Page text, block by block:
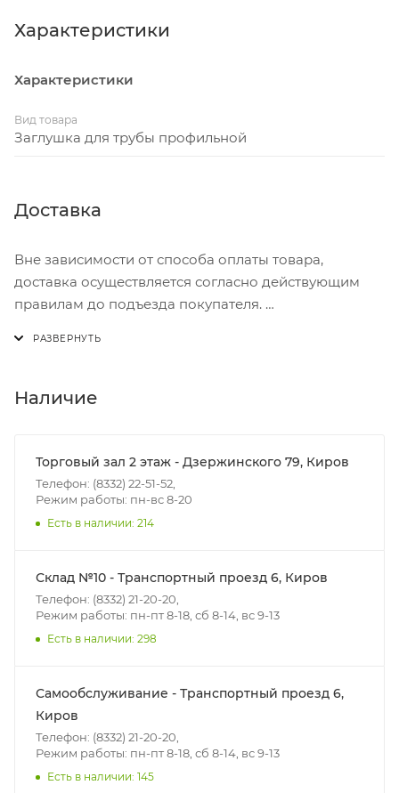
а также огромным выбором размерных.
Характеристики
Характеристики
Вид товара
Заглушка для трубы профильной
Доставка
Вне зависимости от способа оплаты товара,
доставка осуществляется согласно действующим
правилам до подъезда покупателя.
В субботу с 8:00 до 15:00
- зоны доставки;
- веса и габаритов товаров в заказе;
- количества торговых точек для погрузки товаров.
(перекрестки улиц):
• Дзержинского - Жуковского
• Ленина - 65 лет победы
• Московская - Ульяновская
• Чистопрудненская - Украинская
• Щорса – Ульяновская
Доставка в Нововятский р-он, Коминтерн, Костино и
Заречную часть (от границы старого Моста через р.
Наличие
Торговый зал 2 этаж - Дзержинского 79, Киров
Телефон: (8332) 22-51-52,
Режим работы: пн-вс 8-20
Есть в наличии: 214
Склад №10 - Транспортный проезд 6, Киров
Телефон: (8332) 21-20-20,
Режим работы: пн-пт 8-18, сб 8-14, вс 9-13
Есть в наличии: 298
Самообслуживание - Транспортный проезд 6,
Киров
Телефон: (8332) 21-20-20,
Режим работы: пн-пт 8-18, сб 8-14, вс 9-13
Есть в наличии: 145